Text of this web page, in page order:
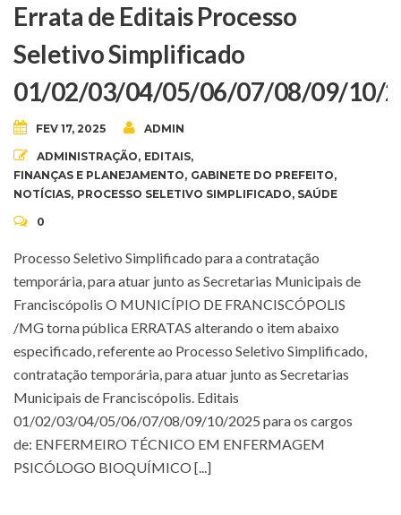
Errata de Editais Processo
Seletivo Simplificado
01/02/03/04/05/06/07/08/09/10/
FEV 17, 2025 ADMIN
ADMINISTRAÇÃO, EDITAIS,
FINANÇAS E PLANEJAMENTO, GABINETE DO PREFEITO,
NOTÍCIAS, PROCESSO SELETIVO SIMPLIFICADO, SAÚDE
0
Processo Seletivo Simplificado para a contratação
temporária, para atuar junto as Secretarias Municipais de
Franciscópolis O MUNICÍPIO DE FRANCISCÓPOLIS
/MG torna pública ERRATAS alterando o item abaixo
especificado, referente ao Processo Seletivo Simplificado,
contratação temporária, para atuar junto as Secretarias
Municipais de Franciscópolis. Editais
01/02/03/04/05/06/07/08/09/10/2025 para os cargos
de: ENFERMEIRO TÉCNICO EM ENFERMAGEM
PSICÓLOGO BIOQUÍMICO [...]